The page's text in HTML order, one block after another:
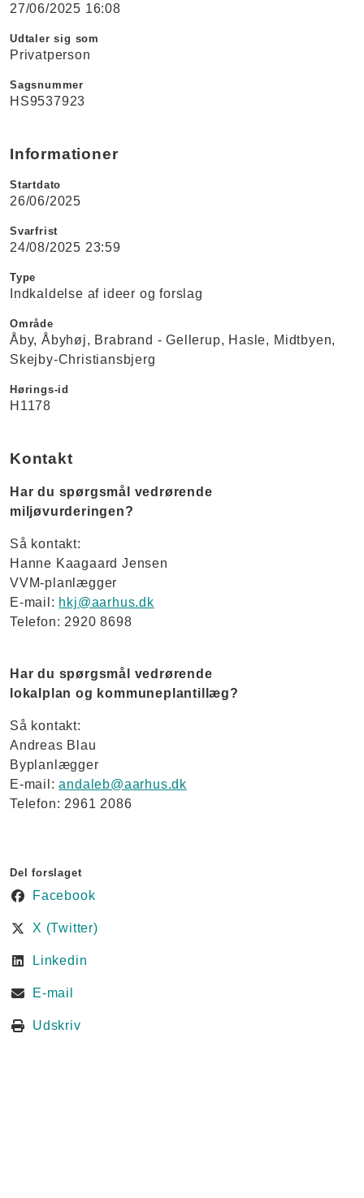
27/06/2025 16:08
Udtaler sig som
Privatperson
Sagsnummer
HS9537923
Informationer
Startdato
26/06/2025
Svarfrist
24/08/2025 23:59
Type
Indkaldelse af ideer og forslag
Område
Åby Åbyhøj Brabrand - Gellerup Hasle
Midtbyen
Skejby-Christiansbjerg
Hørings-id
H1178
Kontakt
Har du spørgsmål vedrørende
miljøvurderingen?
Så kontakt:
Hanne Kaagaard Jensen
VVM-planlægger
E-mail: hkj@aarhus.dk
Telefon: 2920 8698
Har du spørgsmål vedrørende
lokalplan og kommuneplantillæg?
Så kontakt:
Andreas Blau
Byplanlægger
E-mail:andaleb@aarhus.dk
Telefon: 2961 2086
Del forslaget
Facebook
X (Twitter)
Linkedin
E-mail
Udskriv